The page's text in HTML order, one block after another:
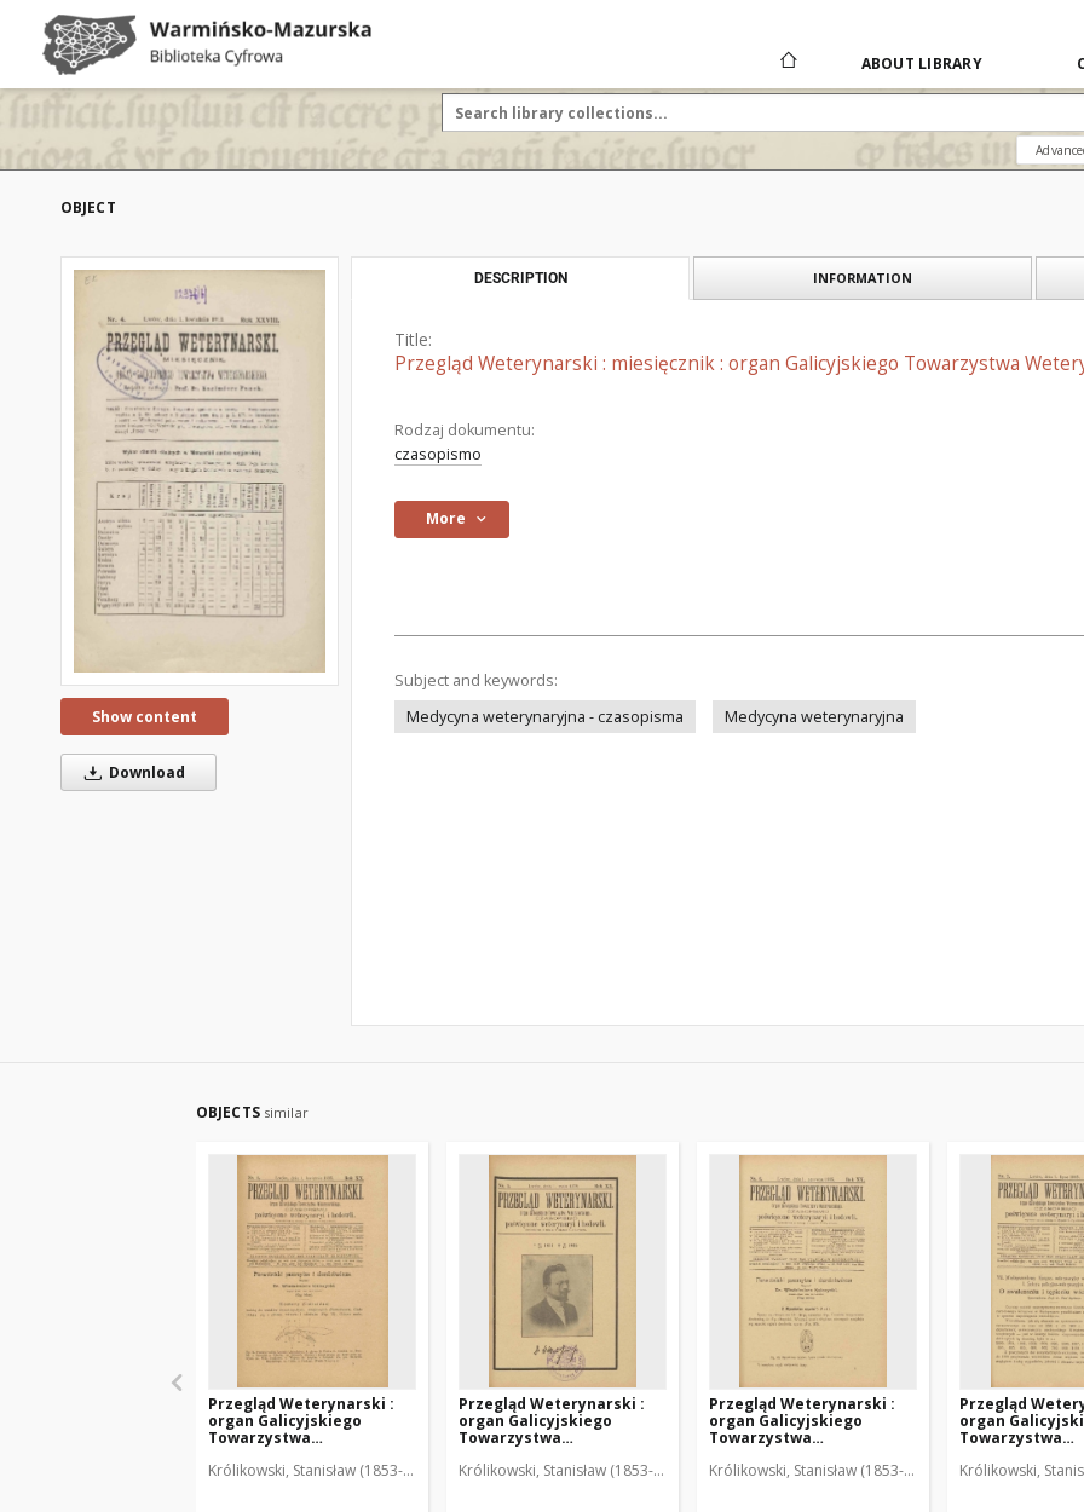
ABOUT LIBRARY
OBJECT
Show content
Download
DESCRIPTION INFORMATION
Title:
Przegląd Weterynarski : miesięcznik : organ Galicyjskiego Towarzystwa
Rodzaj dokumentu:
czasopismo
More
Subject and keywords:
Medycyna weterynaryjna - czasopisma
Medycyna weterynaryjna
OBJECTS similar
Przegląd Weterynarski :
organ Galicyjskiego
Towarzystwa
czasopismo poświęcone
Królikowski, Stanisław (1853-1924). Red.
Przegląd Weterynarski :
organ Galicyjskiego
Towarzystwa
czasopismo poświęcone
Królikowski, Stanisław (1853-1924). Red.
Przegląd Weterynarski :
organ Galicyjskiego
Towarzystwa
czasopismo poświęcone
Królikowski, Stanisław (1853-1924). Red.
Przegląd
organ
Towarzystwa
czasopismo
Królikowski,